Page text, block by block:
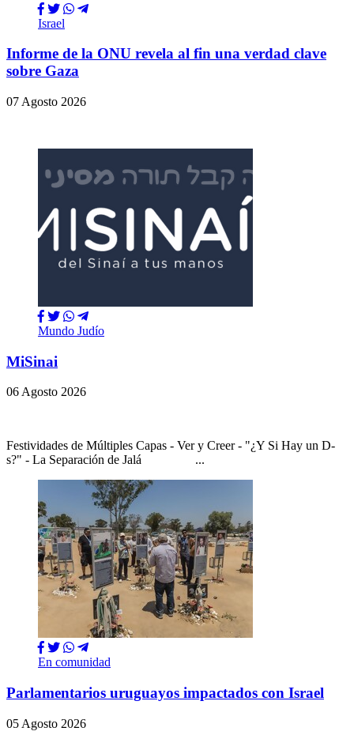
Israel
Informe de la ONU revela al fin una verdad clave
sobre Gaza
07 Agosto 2026
Mundo Judío
MiSinai
06 Agosto 2026
Festividades de Múltiples Capas - Ver y Creer - "¿Y Si Hay un D-
s?" - La Separación de Jalá ...
En comunidad
Parlamentarios uruguayos impactados con Israel
05 Agosto 2026